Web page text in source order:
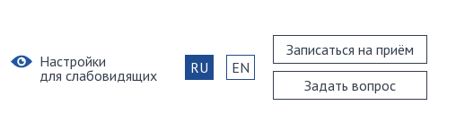
Настройки
для слабовидящих
Записаться на приём
Задать вопрос
RU EN